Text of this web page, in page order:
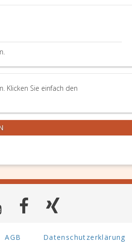
Klicken Sie einfach den
AGB Datenschutzerklärung